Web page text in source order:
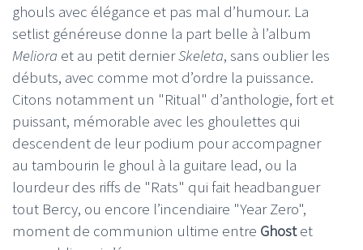
ghouls avec élégance et pas mal d’humour. La
setlist généreuse donne la part belle à l’album
Meliora et au petit dernierSkeleta, sans oublier les
débuts, avec comme mot d’ordre la puissance.
Citons notamment un "Ritual" d’anthologie, fort et
puissant, mémorable avec les ghoulettes qui
descendent de leur podium pour accompagner
au tambourin le ghoul à la guitare lead, ou la
lourdeur des riffs de "Rats" qui fait headbanguer
tout Bercy, ou encore l’incendiaire "Year Zero",
moment de communion ultime entre Ghostet